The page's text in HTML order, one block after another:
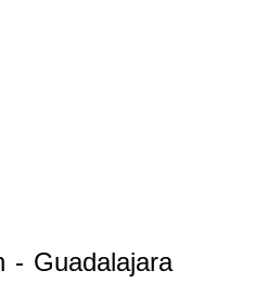
- Guadalajara